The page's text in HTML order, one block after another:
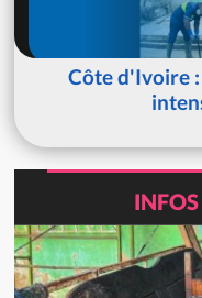
Côte d'Ivoire :
INFOS